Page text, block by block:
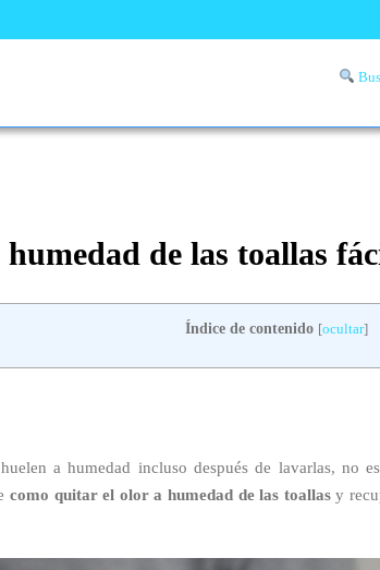
de las toallas
Índice de contenido [ocultar]
huelen a humedad incluso después de lavarlas, no
como quitar el olor a humedad de las toallasy